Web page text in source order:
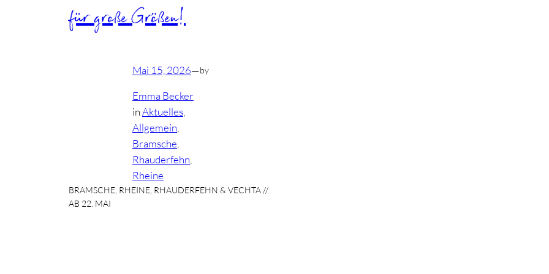
für große Größen!
Mai 15, 2026—by
Emma Becker
inAktuelles
Allgemein
Bramsche
Rhauderfehn
Rheine
BRAMSCHE, RHEINE, RHAUDERFEHN & VECHTA //
AB 22. MAI